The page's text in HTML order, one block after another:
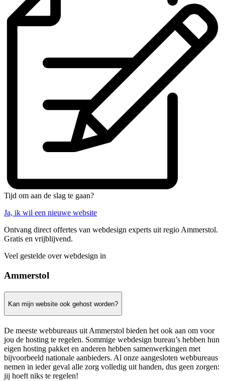
Tijd om aan de slag te gaan?
Ja, ik wil een nieuwe website
Ontvang direct offertes van webdesign experts uit regio Ammerstol.
Gratis en vrijblijvend.
Veel gestelde over webdesign in
Ammerstol
Kan mijn website ook gehost worden?
De meeste webbureaus uit Ammerstol bieden het ook aan om voor
jou de hosting te regelen. Sommige webdesign bureau’s hebben hun
eigen hosting pakket en anderen hebben samenwerkingen met
bijvoorbeeld nationale aanbieders. Al onze aangesloten webbureaus
nemen in ieder geval alle zorg volledig uit handen, dus geen zorgen:
jij hoeft niks te regelen!